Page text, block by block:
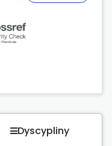
Dyscypliny